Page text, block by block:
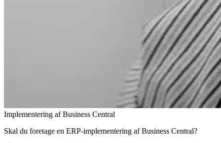
Implementering af Business Central
Skal du foretage en ERP-implementering af Business Central?